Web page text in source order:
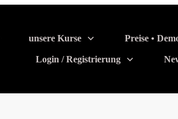
unsere Kurse Preise •
Login / Registrierung